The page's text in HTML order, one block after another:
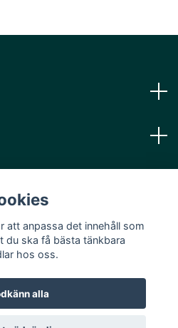
Kymen.se
att anpassa det innehåll som
ska få bästa tänkbara
hos oss.
alla